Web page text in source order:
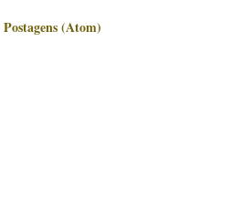
Postagens (Atom)